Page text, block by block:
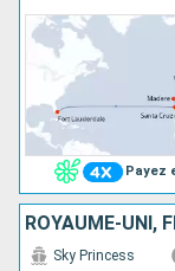
Payez
Sky Princess